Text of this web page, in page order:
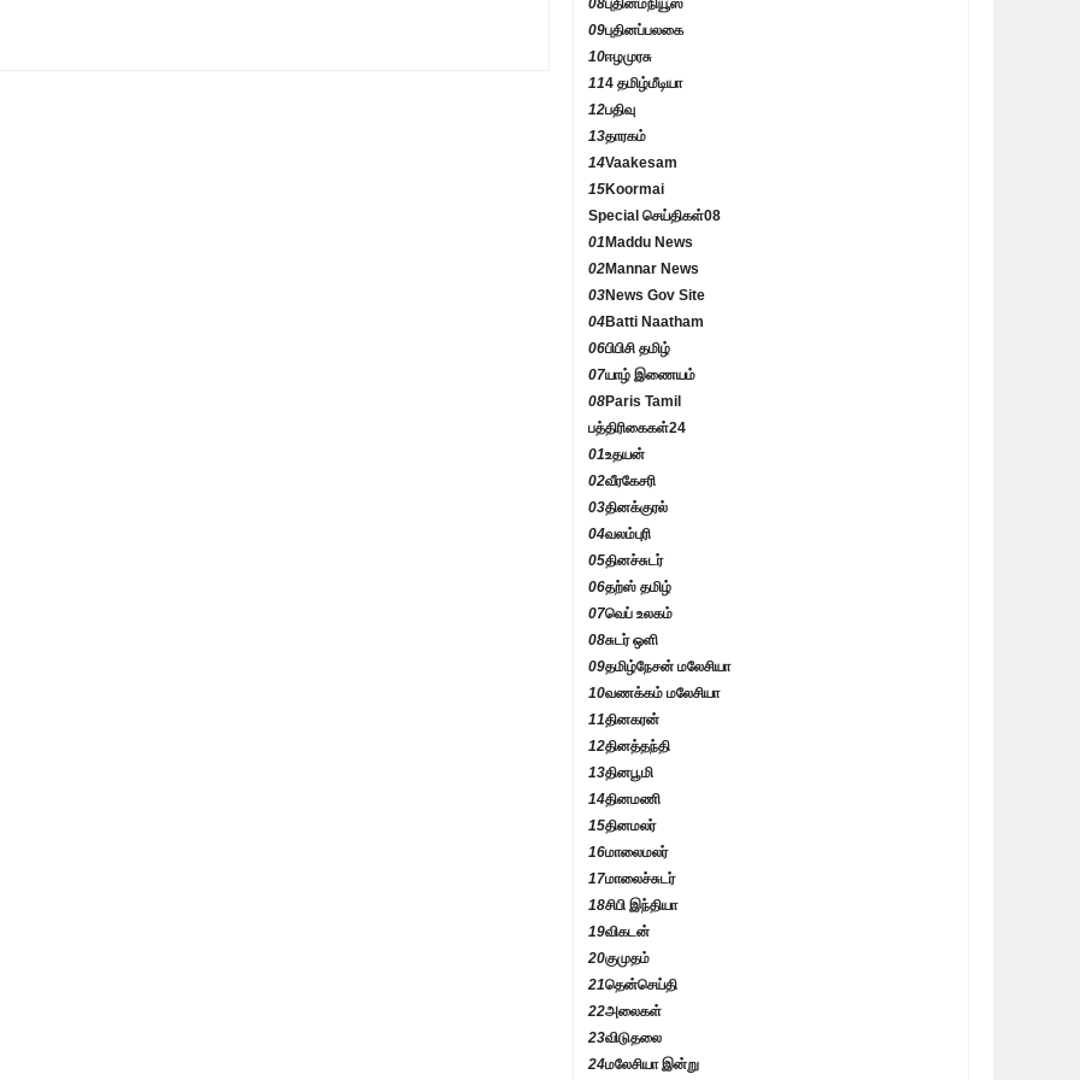
08புதினம்நியூஸ்
09புதினப்பலகை
10ஈழமுரசு
114 தமிழ்மீடியா
12பதிவு
13தாரகம்
14Vaakesam
15Koormai
Special செய்திகள்08
01 Maddu News
02Mannar News
03News Gov Site
04Batti Naatham
06பிபிசி தமிழ்
07யாழ் இணையம்
08Paris Tamil
பத்திரிகைகள்24
01உதயன்
02வீரகேசரி
03தினக்குரல்
04வலம்புரி
05தினச்சுடர்
06தற்ஸ் தமிழ்
07வெப் உலகம்
08சுடர் ஒளி
09தமிழ்நேசன் மலேசியா
10வணக்கம் மலேசியா
11தினகரன்
12தினத்தந்தி
13தினபூமி
14தினமணி
15தினமலர்
16மாலைமலர்
17மாலைச்சுடர்
18சிபி இந்தியா
19விகடன்
20குமுதம்
21தென்செய்தி
22அலைகள்
23விடுதலை
24மலேசியா இன்று